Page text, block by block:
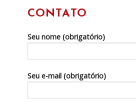
CONTATO
Seu nome (obrigatório)
Seu e-mail (obrigatório)